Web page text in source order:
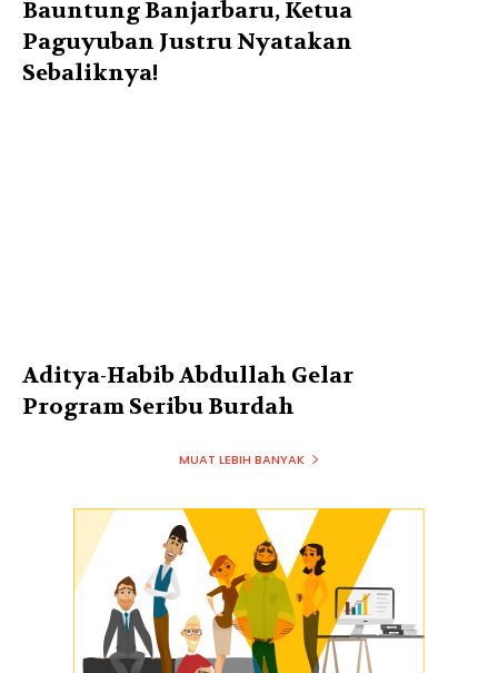
Bauntung Banjarbaru, Ketua
Paguyuban Justru Nyatakan
Sebaliknya!
Aditya-Habib Abdullah Gelar
Program Seribu Burdah
MUAT LEBIH BANYAK